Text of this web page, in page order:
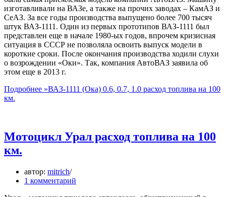
изготавливали на ВАЗе, а также на прочих заводах – КамАЗ и
СеАЗ. За все годы производства выпущено более 700 тысяч
штук ВАЗ-1111. Один из первых прототипов ВАЗ-1111 был
представлен еще в начале 1980-ых годов, впрочем кризисная
ситуация в СССР не позволяла освоить выпуск модели в
короткие сроки. После окончания производства ходили слухи
о возрождении «Оки». Так, компания АвтоВАЗ заявила об
этом еще в 2013 г.
Подробнее »ВАЗ-1111 (Ока) 0.6, 0.7, 1.0 расход топлива на 100
км.
Мотоцикл Урал расход топлива на 100
км.
автор: mitrich
1 комментарий